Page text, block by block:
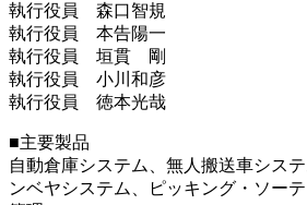
執行役員 森口智規
執行役員 本告陽一
執行役員 垣貫 剛
執行役員 小川和彦
執行役員 徳本光哉
■主要製品
自動倉庫システム、無人搬送車シス
ンベヤシステム、ピッキング・ソー